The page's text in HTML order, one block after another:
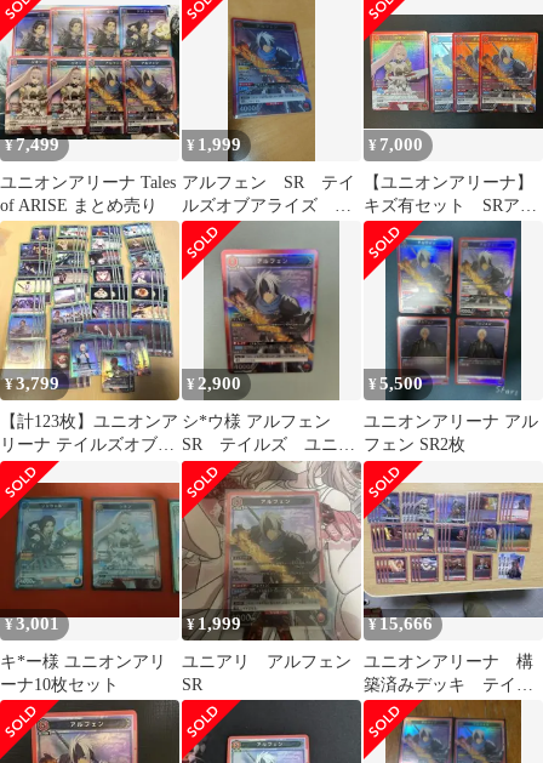
ニオンアリーナ UNION
ARENA ユニアリ
¥7,499
ユニオンアリーナ Tales
of ARISE まとめ売り
¥ 1,999
アルフェン SR テイ
ルズオブアライズ ユ
ニオンアリーナ 1枚
¥ 7,000
【ユニオンアリーナ】
キズ有セット SRアル
フェン３枚 SRシオン
１枚セット テイルズ
オブアライズ【AM】
¥3,799
【計123枚】ユニオンア
リーナ テイルズオブア
ライズ 緑デッキパーツ
まとめ売り
¥2,900
シ*ウ様 アルフェン
SR テイルズ ユニオ
ンアリーナ
¥5,500
ユニオンアリーナ アル
フェン SR2枚
¥3,001
キ*ー様 ユニオンアリ
ーナ10枚セット
¥1,999
ユニアリ アルフェン
SR
¥15,666
ユニオンアリーナ 構
築済みデッキ テイル
ズオブアライズ 赤ア
ルフェン